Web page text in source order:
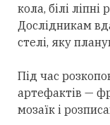
кола, білі
Дослідникам
стелі, яку
Під час
артефактів —
мозаїк і